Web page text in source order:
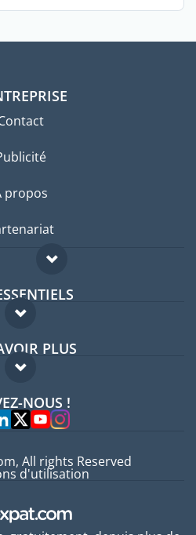
propos
expatriés
pays
PLUS
FAQ
NOUS !
All rights Reserved
d'utilisation